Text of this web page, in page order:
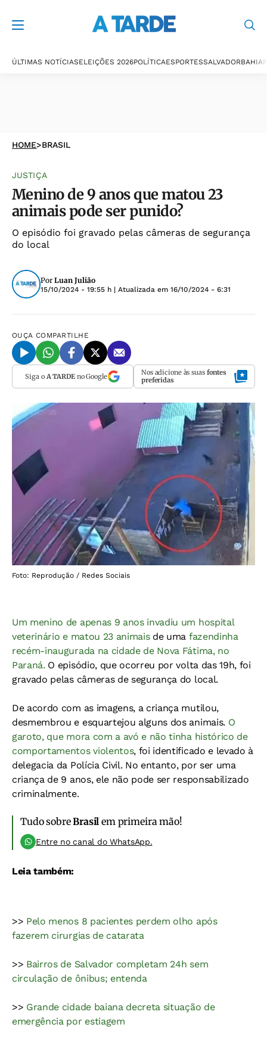
ÚLTIMAS NOTÍCIASELEIÇÕES 2026POLÍTICAESPORTESSALVADORBAHIA
HOME>BRASIL
JUSTIÇA
Menino de 9 anos que matou 23
animais pode ser punido?
O episódio foi gravado pelas câmeras de segurança
do local
Por Luan Julião
15/10/2024 - 19:55 h | Atualizada em 16/10/2024 - 6:31
OUÇA COMPARTILHE
Siga o A TARDEno Google Nos adicione às suas fontes
preferidas
Foto: Reprodução / Redes Sociais
Um menino de apenas 9 anos invadiu um hospital
veterinário e matou 23 animais de uma fazendinha
recém-inaugurada na cidade de Nova Fátima, no
Paraná. O episódio, que ocorreu por volta das 19h, foi
gravado pelas câmeras de segurança do local.
De acordo com as imagens, a criança mutilou,
desmembrou e esquartejou alguns dos animais. O
garoto, que mora com a avó e não tinha histórico de
comportamentos violentos, foi identificado e levado à
delegacia da Polícia Civil. No entanto, por ser uma
criança de 9 anos, ele não pode ser responsabilizado
criminalmente.
Tudo sobreBrasil em primeira mão!
Entre no canal do WhatsApp.
Leia também:
>> Pelo menos 8 pacientes perdem olho após
fazerem cirurgias de catarata
>> Bairros de Salvador completam 24h sem
circulação de ônibus; entenda
>> Grande cidade baiana decreta situação de
emergência por estiagem